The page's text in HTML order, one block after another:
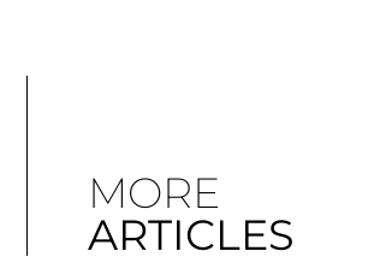
MORE
ARTICLES